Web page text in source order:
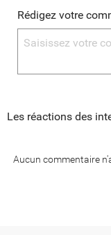
Rédigez votre
Les réactions des
Aucun commentaire